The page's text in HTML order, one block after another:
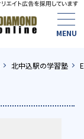
北中込駅の学習塾